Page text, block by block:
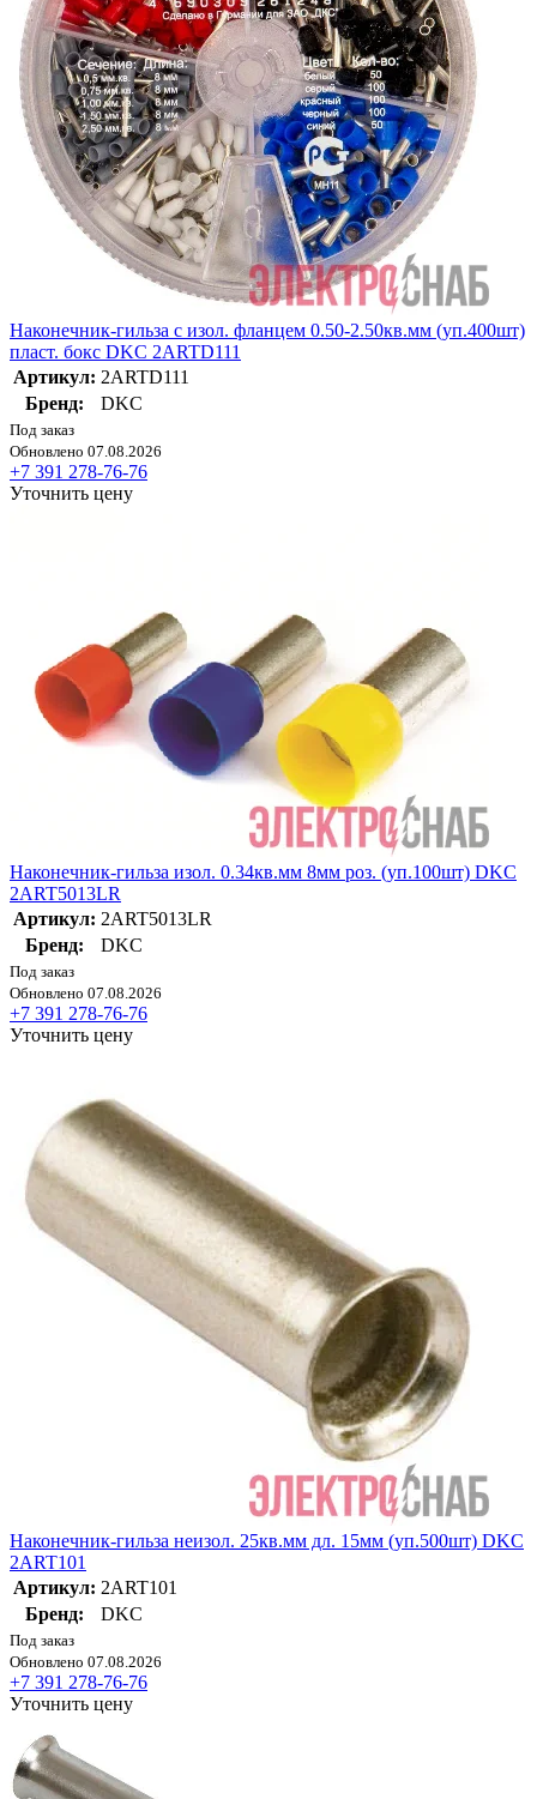
Наконечник-гильза с изол. фланцем 0.50-2.50кв.мм (уп.400шт)
пласт. бокс DKC 2ARTD111
Артикул: 2ARTD111
Бренд:
DKC
Под заказ
Обновлено 07.08.2026
+7 391 278-76-76
Уточнить цену
Наконечник-гильза изол. 0.34кв.мм 8мм роз. (уп.100шт) DKC
2ART5013LR
Артикул: 2ART5013LR
Бренд:
DKC
Под заказ
Обновлено 07.08.2026
+7 391 278-76-76
Уточнить цену
Наконечник-гильза неизол. 25кв.мм дл. 15мм (уп.500шт) DKC
2ART101
Артикул: 2ART101
Бренд:
DKC
Под заказ
Обновлено 07.08.2026
+7 391 278-76-76
Уточнить цену